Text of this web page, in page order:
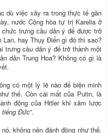
dù việc xảy ra trong thực tế gần
nước Cộng hòa tự trị Karelia ở
trưng cầu dân ý để được trở
Lan, hay Thụy Điển gì đó thì sao?
trưng cầu dân ý để trở thành một
dân Trung Hoa? Không có gì là
có một lý lẽ nào để biện minh
thế. Còn cái mất của Putin, là
động của Hitler khi xâm lược
tiếng Đức”.
không nên đánh đồng như thế,